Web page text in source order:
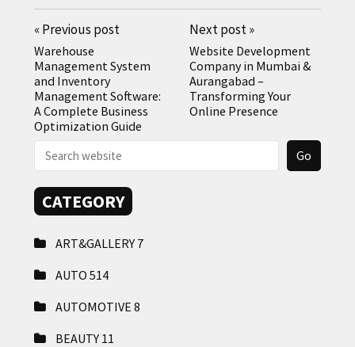
«Previous post
Warehouse
Management System
and Inventory
Management Software:
A Complete Business
Optimization Guide
Next post»
Website Development
Company in Mumbai &
Aurangabad –
Transforming Your
Online Presence
CATEGORY
ART&GALLERY 7
AUTO 514
AUTOMOTIVE 8
BEAUTY 11